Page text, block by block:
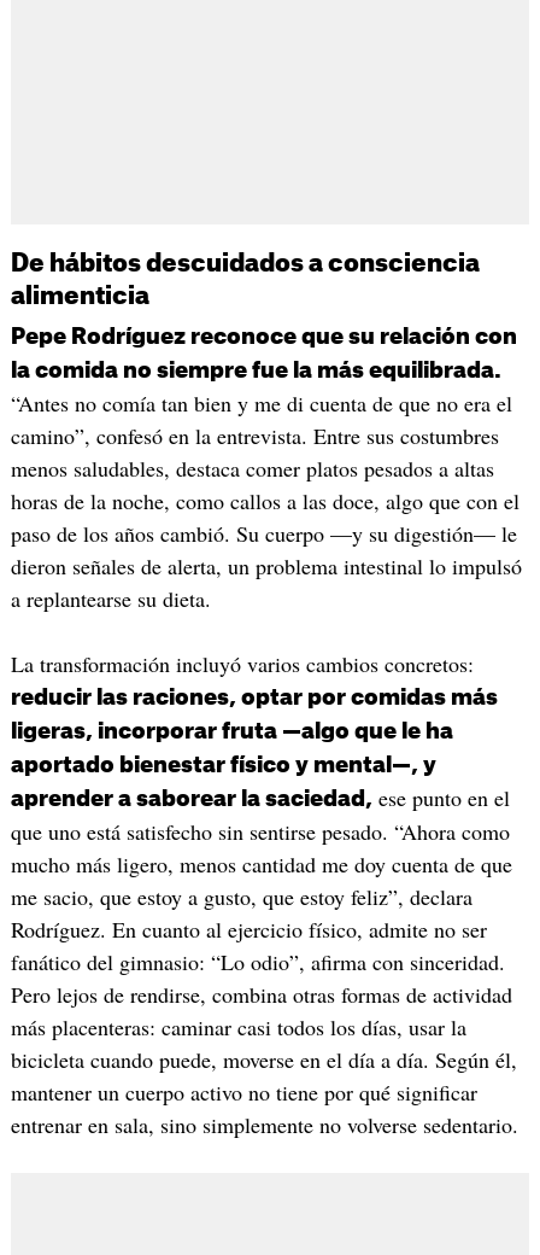
De hábitos descuidados a consciencia
alimenticia
Pepe Rodríguez reconoce que su relación con
la comida no siempre fue la más equilibrada.
“Antes no comía tan bien y me di cuenta de que no era el
camino”, confesó en la entrevista. Entre sus costumbres
menos saludables, destaca comer platos pesados a altas
horas de la noche, como callos a las doce, algo que con el
paso de los años cambió. Su cuerpo —y su digestión— le
dieron señales de alerta, un problema intestinal lo impulsó
a replantearse su dieta.
La transformación incluyó varios cambios concretos:
reducir las raciones, optar por comidas más
ligeras, incorporar fruta —algo que le ha
aportado bienestar físico y mental—, y
aprender a saborear la saciedad, ese punto en el
que uno está satisfecho sin sentirse pesado. “Ahora como
mucho más ligero, menos cantidad me doy cuenta de que
me sacio, que estoy a gusto, que estoy feliz”, declara
Rodríguez. En cuanto al ejercicio físico, admite no ser
fanático del gimnasio: “Lo odio”, afirma con sinceridad.
Pero lejos de rendirse, combina otras formas de actividad
más placenteras: caminar casi todos los días, usar la
bicicleta cuando puede, moverse en el día a día. Según él,
mantener un cuerpo activo no tiene por qué significar
entrenar en sala, sino simplemente no volverse sedentario.